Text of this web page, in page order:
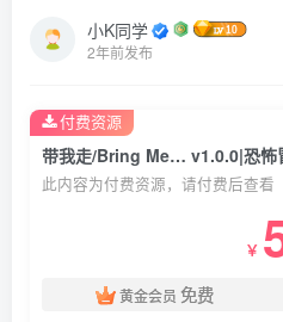
小K同学
2年前发布
此内容为付费资源，请付费后查看
￥
黄金会员 免费
付费资源